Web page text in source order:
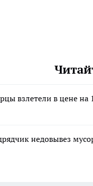
взлетели в цене на
недовывез